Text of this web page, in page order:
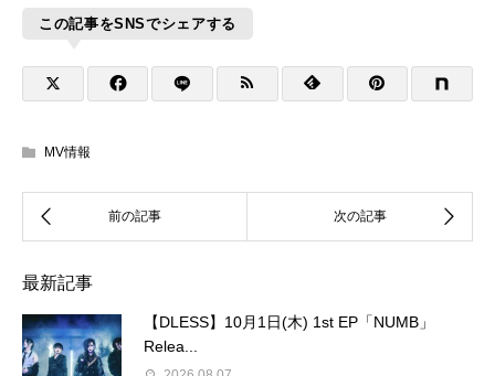
この記事をSNSでシェアする
MV情報
最新記事
【DLESS】10月1日(木) 1st EP「NUMB」
Relea...